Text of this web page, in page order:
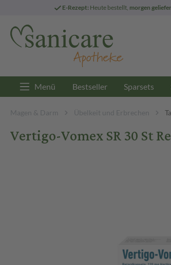
E-Rezept: Heute bestellt, morgen
Menü Bestseller Sparsets
Magen & Darm Übelkeit und Erbrechen
Vertigo-Vomex SR 30 St